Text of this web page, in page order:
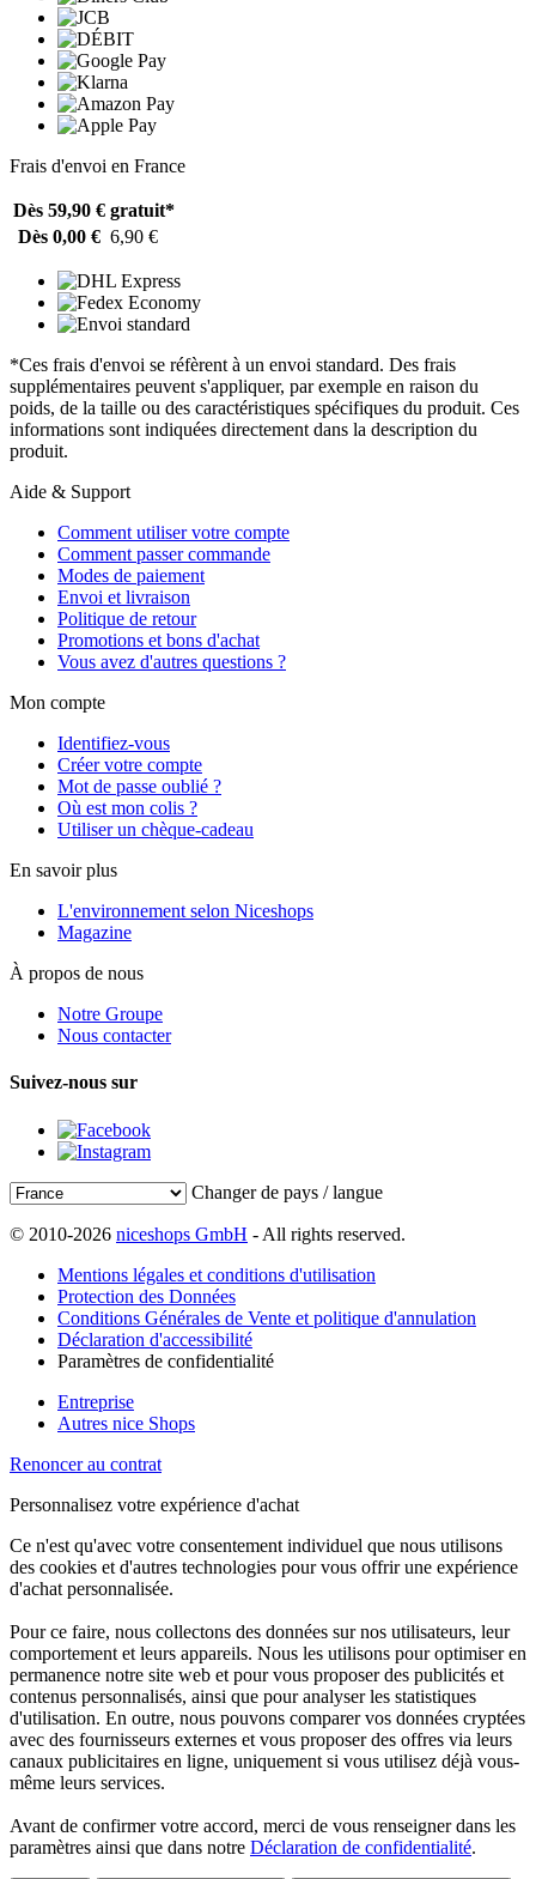
Frais d'envoi en France
Dès 59,90 € gratuit*
Dès 0,00 € 6,90 €
*Ces frais d'envoi se réfèrent à un envoi standard. Des frais
supplémentaires peuvent s'appliquer, par exemple en raison du
poids, de la taille ou des caractéristiques spécifiques du produit. Ces
informations sont indiquées directement dans la description du
produit.
Aide & Support
Comment utiliser votre compte
Comment passer commande
Modes de paiement
Envoi et livraison
Politique de retour
Promotions et bons d'achat
Vous avez d'autres questions ?
Mon compte
Identifiez-vous
Créer votre compte
Mot de passe oublié ?
Où est mon colis ?
Utiliser un chèque-cadeau
En savoir plus
L'environnement selon Niceshops
Magazine
À propos de nous
Notre Groupe
Nous contacter
Suivez-nous sur
Changer de pays / langue
© 2010-2026 niceshops GmbH - All rights reserved.
Mentions légales et conditions d'utilisation
Protection des Données
Conditions Générales de Vente et politique d'annulation
Déclaration d'accessibilité
Paramètres de confidentialité
Entreprise
Autres nice Shops
Renoncer au contrat
Personnalisez votre expérience d'achat
Ce n'est qu'avec votre consentement individuel que nous utilisons
des cookies et d'autres technologies pour vous offrir une expérience
d'achat personnalisée.
Pour ce faire, nous collectons des données sur nos utilisateurs, leur
comportement et leurs appareils. Nous les utilisons pour optimiser en
permanence notre site web et pour vous proposer des publicités et
contenus personnalisés, ainsi que pour analyser les statistiques
d'utilisation. En outre, nous pouvons comparer vos données cryptées
avec des fournisseurs externes et vous proposer des offres via leurs
canaux publicitaires en ligne, uniquement si vous utilisez déjà vous-
même leurs services.
Avant de confirmer votre accord, merci de vous renseigner dans les
paramètres ainsi que dans notre Déclaration de confidentialité.